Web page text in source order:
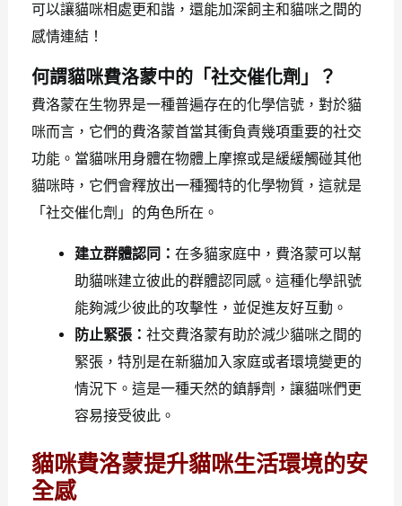
可以讓貓咪相處更和諧，還能加深飼主和貓咪之間的
感情連結！
何謂貓咪費洛蒙中的「社交催化劑」？
費洛蒙在生物界是一種普遍存在的化學信號，對於貓
咪而言，它們的費洛蒙首當其衝負責幾項重要的社交
功能。當貓咪用身體在物體上摩擦或是緩緩觸碰其他
貓咪時，它們會釋放出一種獨特的化學物質，這就是
「社交催化劑」的角色所在。
建立群體認同： 在多貓家庭中，費洛蒙可以幫
助貓咪建立彼此的群體認同感。這種化學訊號
能夠減少彼此的攻擊性，並促進友好互動。
防止緊張： 社交費洛蒙有助於減少貓咪之間的
緊張，特別是在新貓加入家庭或者環境變更的
情況下。這是一種天然的鎮靜劑，讓貓咪們更
容易接受彼此。
貓咪費洛蒙提升貓咪生活環境的安
全感